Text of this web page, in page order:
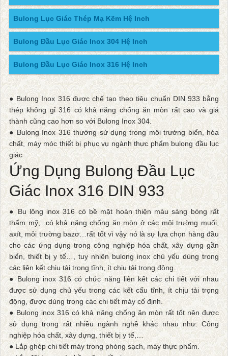
Bulong Lục Giác Thép Mạ Kẽm Hệ Inch
Bulong Đầu Lục Giác Inox 304 Hệ Inch
Bulong Đầu Lục Giác Inox 316 Hệ Inch
● Bulong Inox 316 được chế tạo theo tiêu chuẩn DIN 933 bằng
thép không gỉ 316 có khả năng chống ăn mòn rất cao và giá
thành cũng cao hơn so với Bulong Inox 304.
● Bulong Inox 316 thường sử dụng trong môi trường biển, hóa
chất, máy móc thiết bị phục vụ ngành thực phẩm bulong đầu lục
giác
Ứng Dụng Bulong Đầu Lục
Giác Inox 316 DIN 933
● Bu lông inox 316 có bề mặt hoàn thiện màu sáng bóng rất
thẩm mỹ, có khả năng chống ăn mòn ở các môi trường muối,
axít, môi trường bazơ…rất tốt vì vậy nó là sự lựa chọn hàng đầu
cho các ứng dụng trong công nghiệp hóa chất, xây dựng gần
biển, thiết bị y tế…, tuy nhiên bulong inox chủ yếu dùng trong
các liên kết chịu tải trọng tĩnh, ít chịu tải trọng động.
● Bulong inox 316 có chức năng liên kết các chi tiết với nhau
được sử dụng chủ yếu trong các kết cấu tĩnh, ít chịu tải trọng
động, được dùng trong các chi tiết máy cố định.
● Bulong inox 316 có khả năng chống ăn mòn rất tốt nên được
sử dụng trong rất nhiều ngành nghề khác nhau như: Công
nghiệp hóa chất, xây dựng, thiết bị y tế,…
● Lắp ghép chi tiết máy trong phòng sạch, máy thực phẩm.